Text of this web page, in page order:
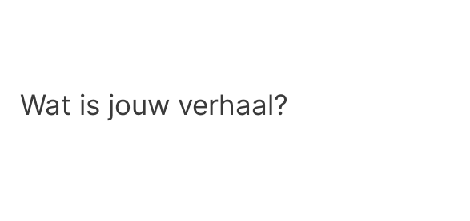
Wat is jouw verhaal?